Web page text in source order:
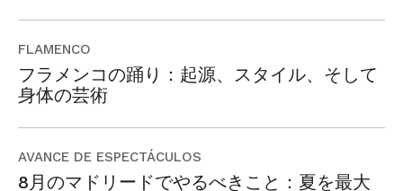
FLAMENCO
フラメンコの踊り：起源、スタイル、そして
身体の芸術
AVANCE DE ESPECTÁCULOS
8月のマドリードでやるべきこと：夏を最大